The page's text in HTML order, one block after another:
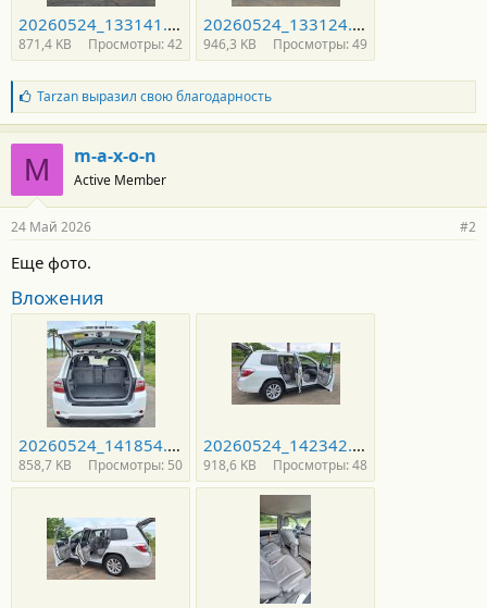
20260524_133141.jpg
871,4 KB Просмотры: 42
20260524_133124.jpg
946,3 KB Просмотры: 49
Б
л
а
г
о
д
а
н
с
и
Tarzanвыразил свою благодарность
M m-a-x-o-n
Active Member
24 Май 2026 #2
Еще фото.
Вложения
20260524_141854.jpg
858,7 KB Просмотры: 50
20260524_142342.jpg
918,6 KB Просмотры: 48